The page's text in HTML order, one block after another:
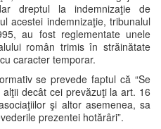
dreptul la indemnizaţie de
acestei indemnizaţie, tribunalul
au fost reglementate unele
român trimis în străinătate
caracter temporar.
se prevede faptul că “Se
decât cei prevăzuţi la art. 16
şi altor asemenea, sa
prezentei hotărâri”.